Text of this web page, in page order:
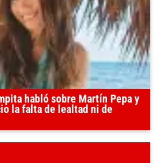
habló sobre Martín Pepa y
la falta de lealtad ni de